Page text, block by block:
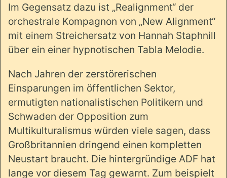
Im Gegensatz dazu ist „Realignment“ der
orchestrale Kompagnon von „New Alignment“
mit einem Streichersatz von Hannah Staphnill
über ein einer hypnotischen Tabla Melodie.
Nach Jahren der zerstörerischen
Einsparungen im öffentlichen Sektor,
ermutigten nationalistischen Politikern und
Schwaden der Opposition zum
Multikulturalismus würden viele sagen, dass
Großbritannien dringend einen kompletten
Neustart braucht. Die hintergründige ADF hat
lange vor diesem Tag gewarnt. Zum beispielt